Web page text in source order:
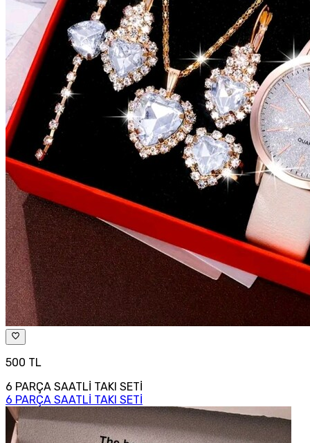
500 TL
6 PARÇA SAATLİ TAKI SETİ
6 PARÇA SAATLİ TAKI SETİ